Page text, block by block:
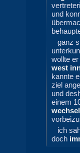
und
ganz
wollte
west
kannte
ziel
und
einem
ich
doch